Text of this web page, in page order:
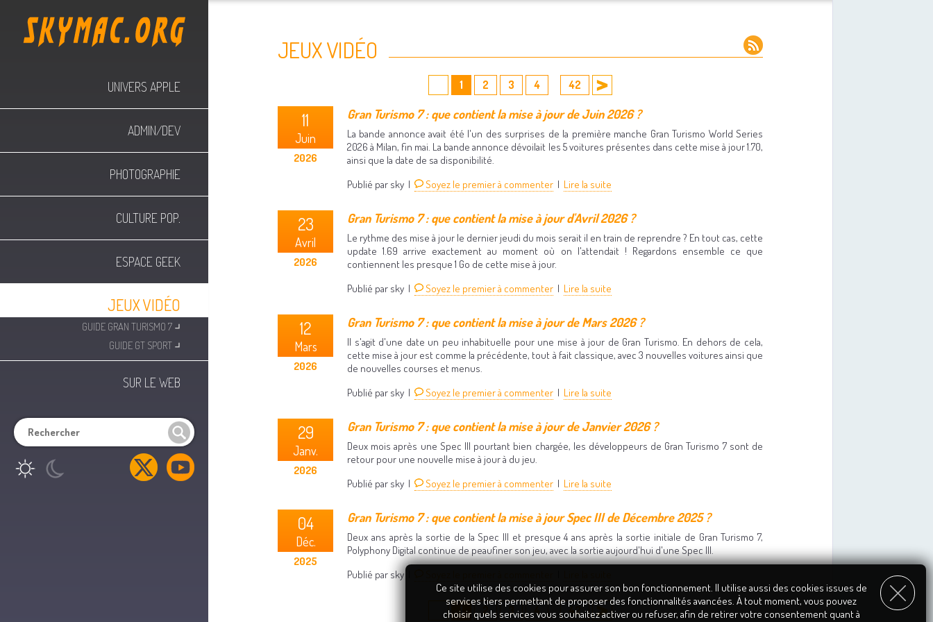
UNIVERS APPLE
ADMIN/DEV
PHOTOGRAPHIE
CULTURE POP.
ESPACE GEEK
JEUX VIDÉO
GUIDE GRAN TURISMO 7⌟
GUIDE GT SPORT ⌟
SUR LE WEB
JEUX VIDÉO
1 2 3 4 42
11
Juin
2026
Gran Turismo 7 : que contient la mise à jour de Juin 2026 ?
La bande annonce avait été l'un des surprises de la première manche Gran Turismo World Series
2026 à Milan, fin mai. La bande annonce dévoilait les 5 voitures présentes dans cette mise à jour 1.70,
ainsi que la date de sa disponibilité.
Publié par sky |
Soyez le premier à commenter | Lire la suite
23
Avril
2026
Gran Turismo 7 : que contient la mise à jour d'Avril 2026 ?
Le rythme des mise à jour le dernier jeudi du mois serait il en train de reprendre ? En tout cas, cette
update 1.69 arrive exactement au moment où on l'attendait ! Regardons ensemble ce que
contiennent les presque 1 Go de cette mise à jour.
Publié par sky |
Soyez le premier à commenter | Lire la suite
12
Mars
2026
Gran Turismo 7 : que contient la mise à jour de Mars 2026 ?
Il s'agit d'une date un peu inhabituelle pour une mise à jour de Gran Turismo. En dehors de cela,
cette mise à jour est comme la précédente, tout à fait classique, avec 3 nouvelles voitures ainsi que
de nouvelles courses et menus.
Publié par sky |
Soyez le premier à commenter | Lire la suite
29
Janv.
2026
Gran Turismo 7 : que contient la mise à jour de Janvier 2026 ?
Deux mois après une Spec III pourtant bien chargée, les développeurs de Gran Turismo 7 sont de
retour pour une nouvelle mise à jour à du jeu.
Publié par sky |
Soyez le premier à commenter | Lire la suite
04
Déc.
2025
Gran Turismo 7 : que contient la mise à jour Spec III de Décembre 2025 ?
Deux ans après la sortie de la Spec III et presque 4 ans après la sortie initiale de Gran Turismo 7,
Polyphony Digital continue de peaufiner son jeu, avec la sortie aujourd'hui d'une Spec III.
Publié par sky |
1 2 3 4 ... 42
Ce site utilise des cookies pour assurer son bon fonctionnement. Il utilise aussi des cookies issues de
services tiers permettant de proposer des fonctionnalités avancées. À tout moment, vous pouvez
choisir quels services vous souhaitez activer ou refuser, afin de retirer votre consentement quant à